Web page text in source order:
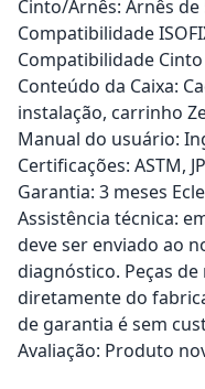
Cinto/Arnês: Arnês
Compatibilidade
Compatibilidade
Conteúdo da Caixa:
instalação, carrinho
Manual do usuário:
Certificações: ASTM,
Garantia: 3 meses
Assistência técnica:
deve ser enviado ao
diagnóstico. Peças
diretamente do
de garantia é sem
Avaliação: Produto